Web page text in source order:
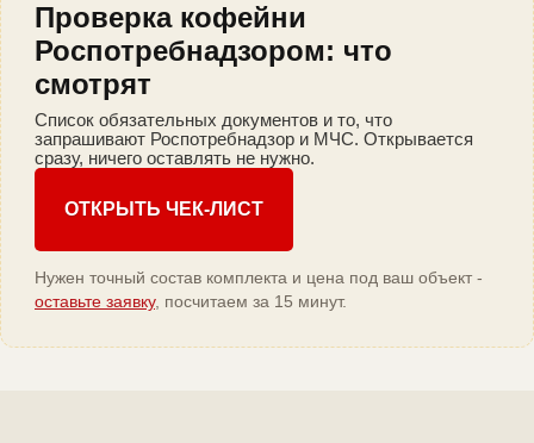
Проверка кофейни
Роспотребнадзором: что
смотрят
Список обязательных документов и то, что
запрашивают Роспотребнадзор и МЧС. Открывается
сразу, ничего оставлять не нужно.
ОТКРЫТЬ ЧЕК-ЛИСТ
Нужен точный состав комплекта и цена под ваш объект -
оставьте заявку, посчитаем за 15 минут.